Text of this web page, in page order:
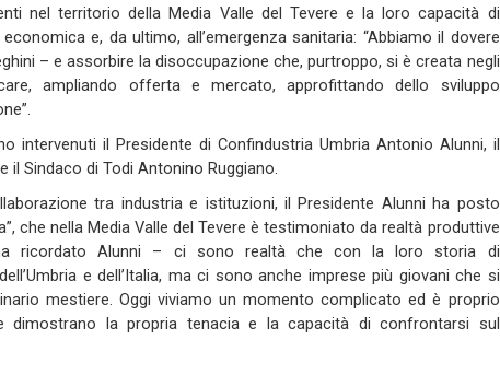
nel territorio della Media Valle del Tevere e la loro capacità di
e, da ultimo, all’emergenza sanitaria: “Abbiamo il dovere
– e assorbire la disoccupazione che, purtroppo, si è creata negli
ampliando offerta e mercato, approfittando dello sviluppo
intervenuti il Presidente di Confindustria Umbria Antonio Alunni, il
e il Sindaco di Todi Antonino Ruggiano.
tra industria e istituzioni, il Presidente Alunni ha posto
che nellaMedia Valledel Tevere è testimoniato da realtà produttive
ricordato Alunni – ci sono realtà checon la loro storia di
e dell’Italia, ma ci sono anche imprese più giovani che si
mestiere. Oggi viviamo un momento complicato ed è proprio
dimostrano lapropria tenaciae la capacità di confrontarsi sul